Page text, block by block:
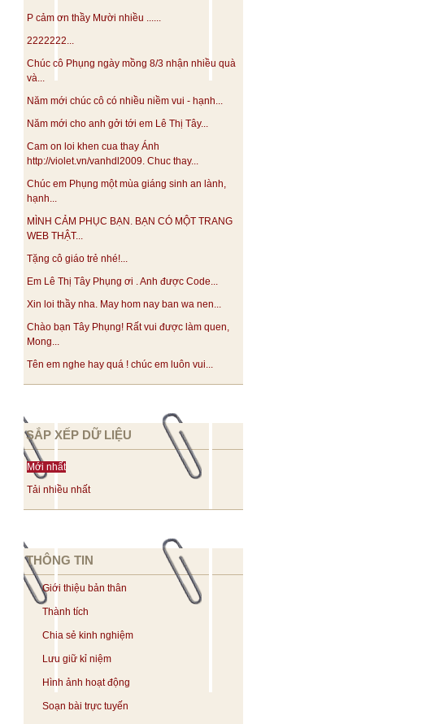
P cảm ơn thầy Mười nhiều ......
2222222...
Chúc cô Phụng ngày mồng 8/3 nhận nhiều quà
và...
Năm mới chúc cô có nhiều niềm vui - hạnh...
Năm mới cho anh gởi tới em Lê Thị Tây...
Cam on loi khen cua thay Ánh
http://violet.vn/vanhdl2009. Chuc thay...
Chúc em Phụng một mùa giáng sinh an lành,
hạnh...
MÌNH CẢM PHỤC BẠN. BẠN CÓ MỘT TRANG
WEB THẬT...
Tặng cô giáo trẻ nhé!...
Em Lê Thị Tây Phụng ơi . Anh được Code...
Xin loi thầy nha. May hom nay ban wa nen...
Chào bạn Tây Phụng! Rất vui được làm quen,
Mong...
Tên em nghe hay quá ! chúc em luôn vui...
SẮP XẾP DỮ LIỆU
Mới nhất
Tải nhiều nhất
THÔNG TIN
Giới thiệu bản thân
Thành tích
Chia sẻ kinh nghiệm
Lưu giữ kỉ niệm
Hình ảnh hoạt động
Soạn bài trực tuyến